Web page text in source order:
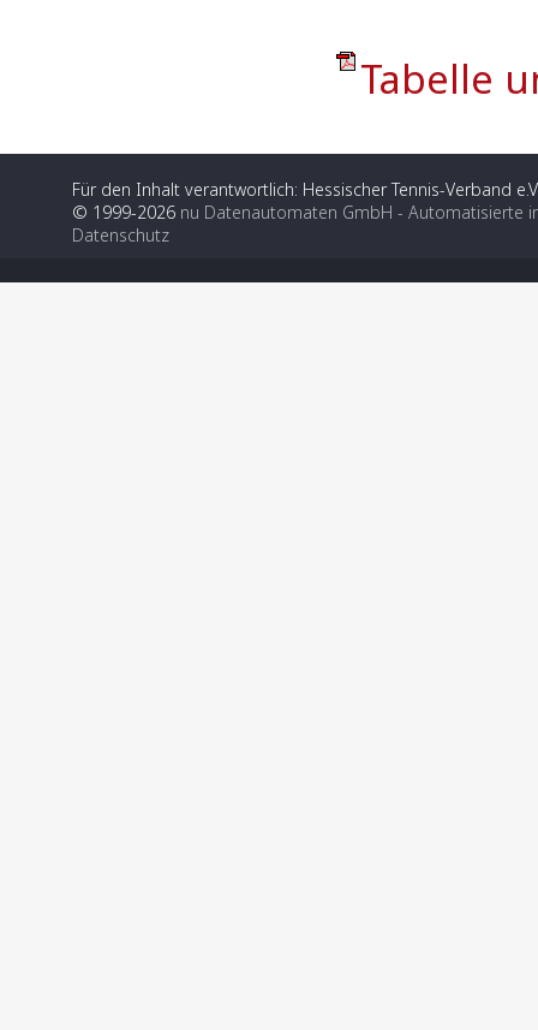
Tabelle
Für den Inhalt verantwortlich: Hessischer Tennis-Verband
© 1999-2026 nu Datenautomaten GmbH - Automatisierte
Datenschutz